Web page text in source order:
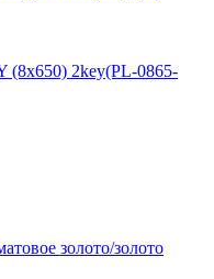
(8х650) 2key(PL-0865-
золото/золото